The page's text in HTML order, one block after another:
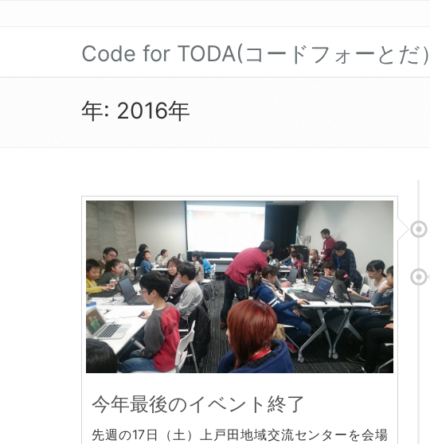
Code for TODA(コードフォーとだ）
年: 2016年
今年最後のイベント終了
先週の17日（土）上戸田地域交流センターを会場